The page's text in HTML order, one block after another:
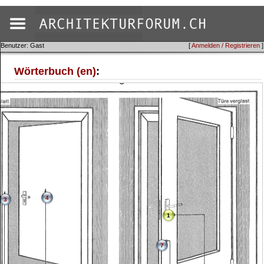
[Anmelden / Registrieren ]
Benutzer: Gast
Wörterbuch (en):
1
3 4
7